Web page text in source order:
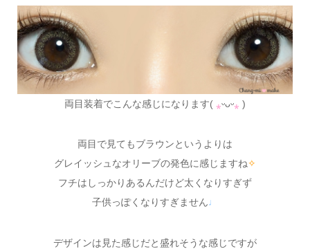
両目装着でこんな感じになります( ⁎ᵕᴗᵕ⁎ )
両目で見てもブラウンというよりは
グレイッシュなオリーブの発色に感じますね✧
フチはしっかりあるんだけど太くなりすぎず
子供っぽくなりすぎません♩
デザインは見た感じだと盛れそうな感じですが